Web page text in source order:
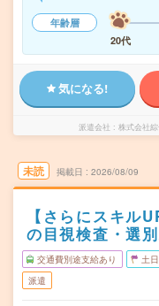
年齢層
20代
気になる!
派遣会社 株式会社
未読 掲載日 2026/08/09
【さらにスキル
の目視検査・選
交通費別途支給あり 土
派遣